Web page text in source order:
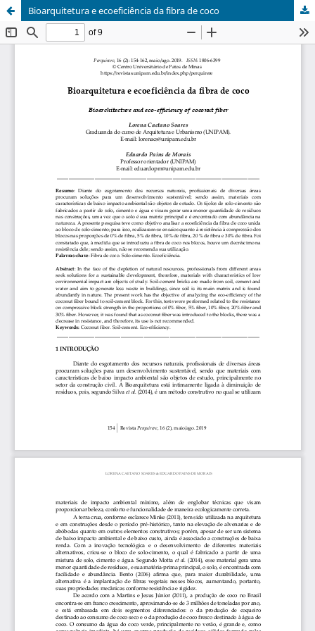
Bioarquitetura e ecoeficiência da fibra de coco